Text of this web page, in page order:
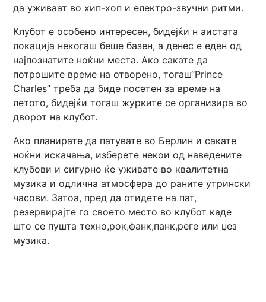
да уживаат во хип-хоп и електро-звучни ритми.
Клубот е особено интересен, бидејќи н аистата
локација некогаш беше базен, а денес е еден од
најпознатите ноќни места. Ако сакате да
потрошите време на отворено, тогаш“Prince
Charles” треба да биде посетен за време на
летото, бидејќи тогаш журките се организира во
дворот на клубот.
Ако планирате да патувате во Берлин и сакате
ноќни искачања, изберете некои од наведените
клубови и сигурно ќе уживате во квалитетна
музика и одлична атмосфера до раните утрински
часови. Затоа, пред да отидете на пат,
резервирајте го своето место во клубот каде
што се пушта техно,рок,фанк,панк,реге или џез
музика.